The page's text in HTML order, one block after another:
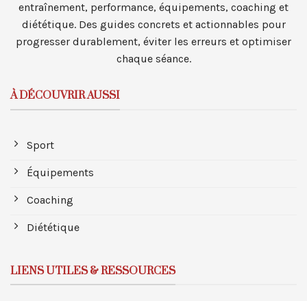
entraînement, performance, équipements, coaching et
diététique. Des guides concrets et actionnables pour
progresser durablement, éviter les erreurs et optimiser
chaque séance.
À DÉCOUVRIR AUSSI
Sport
Équipements
Coaching
Diététique
LIENS UTILES & RESSOURCES